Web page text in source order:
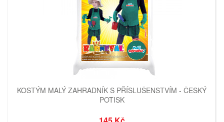
KOSTÝM MALÝ ZAHRADNÍK S PŘÍSLUŠENSTVÍM - ČESKÝ
POTISK